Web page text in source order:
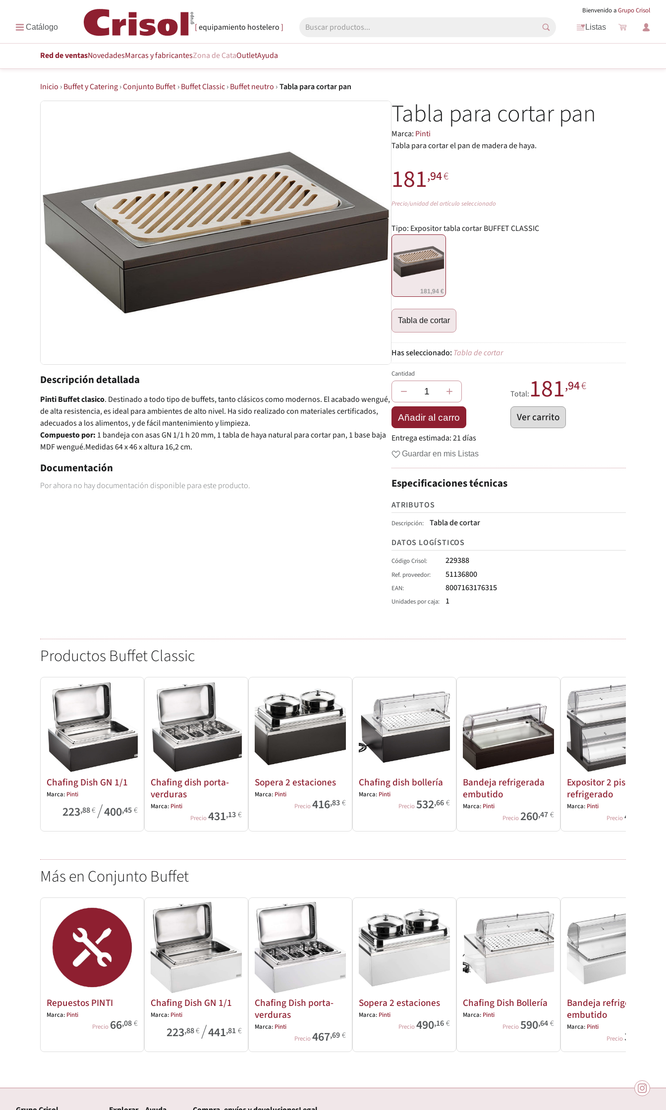
Bienvenido aGrupo Crisol
equipamiento hostelero Listas
Red de ventasNovedadesMarcasy fabricantesZona de CataOutletAyuda
Inicio ›Buffet y Catering›Conjunto Buffet › Buffet Classic›Buffet neutro ›Tabla para cortar pan
Descripción detallada
Pinti Buffet clasico. Destinado a todo tipo de buffets, tanto clásicos como modernos. El acabado wengué,
de alta resistencia, es ideal para ambientes de alto nivel. Ha sido realizado con materiales certificados,
adecuados a los alimentos, y de fácil mantenimiento y limpieza.
Compuesto por: 1 bandeja con asas GN 1/1 h 20 mm, 1 tabla de haya natural para cortar pan, 1 base baja
MDF wengué.Medidas 64 x 46 x altura 16,2 cm.
Documentación
Por ahora no hay documentación disponible para este producto.
Tabla para cortar pan
Marca: Pinti
Tabla para cortar el pan de madera de haya.
181,94€
Precio/unidad del artículo seleccionado
Tipo: Expositor tabla cortar BUFFET CLASSIC
181,94 €
Tabla de cortar
Tabla de cortar
Cantidad
− +
Añadir al carro
Total:181,94€
Ver carrito
Entrega estimada:21 días
Guardar en mis Listas
Especificaciones técnicas
ATRIBUTOS
Descripción
Tabla de cortar
DATOS LOGÍSTICOS
Código Crisol 229388
Ref. proveedor 51136800
EAN 8007163176315
Unidades por caja 1
Productos Buffet Classic
Chafing Dish GN 1/1
Marca: Pinti
223,88€/400,45€
Chafing dish porta-
verduras
Marca: Pinti
Precio431,13€
Sopera 2 estaciones
Marca: Pinti
Precio416,83€
Chafing dish bollería
Marca: Pinti
Precio 532,66€
Bandeja refrigerada
embutido
Marca: Pinti
Precio 260,47€
Expositor 2 pisos
refrigerado
Marca: Pinti
Precio413
Más en Conjunto Buffet
Repuestos PINTI
Marca: Pinti
Precio 66,08€
Chafing Dish GN 1/1
Marca: Pinti
223,88€/441,81€
Chafing Dish porta-
verduras
Marca: Pinti
Precio467,69€
Sopera 2 estaciones
Marca: Pinti
Precio490,16€
Chafing Dish Bollería
Marca: Pinti
Precio 590,64€
Bandeja refrigerada
embutido
Marca: Pinti
Precio 318